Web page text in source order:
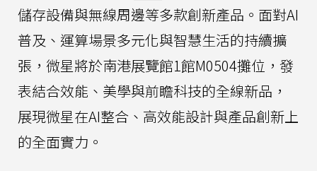
儲存設備與無線周邊等多款創新產品。面對AI
普及、運算場景多元化與智慧生活的持續擴
張，微星將於南港展覽館1館M0504攤位，發
表結合效能、美學與前瞻科技的全線新品，
展現微星在AI整合、高效能設計與產品創新上
的全面實力。